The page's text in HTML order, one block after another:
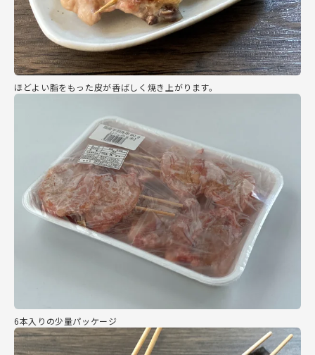
ほどよい脂をもった皮が香ばしく焼き上がります。
6本入りの少量パッケージ